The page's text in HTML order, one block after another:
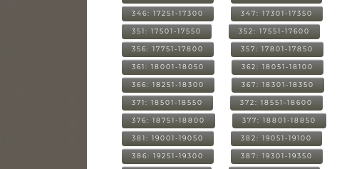
346: 17251-17300 347: 17301-17350
351: 17501-17550 352: 17551-17600
356: 17751-17800 357: 17801-17850
361: 18001-18050 362: 18051-18100
366: 18251-18300 367: 18301-18350
371: 18501-18550 372: 18551-18600
376: 18751-18800 377: 18801-18850
381: 19001-19050 382: 19051-19100
386: 19251-19300 387: 19301-19350